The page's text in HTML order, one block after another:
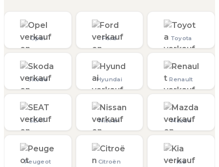
Opel Ford Toyota
Skoda Hyundai Renault
SEAT Nissan Mazda
Peugeot Citroën Kia